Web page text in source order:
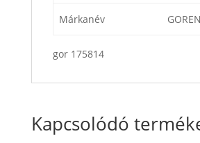
Márkanév
gor 175814
Kapcsolódó